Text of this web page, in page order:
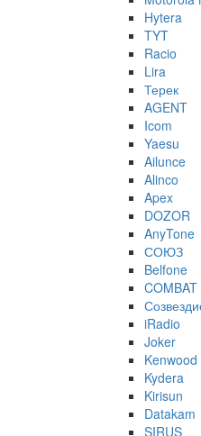
Hytera
TYT
Racio
Lira
Терек
AGENT
Icom
Yaesu
Ailunce
Alinco
Apex
DOZOR
AnyTone
СОЮЗ
Belfone
iRadio
Joker
Kenwood
Kydera
Kirisun
Datakam
SIRUS